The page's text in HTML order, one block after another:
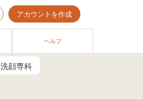
アカウントを作成
ヘルプ
洗顔専科